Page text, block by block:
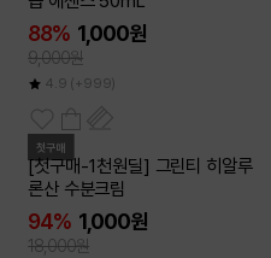
88% 1,000원
9,000원
4.9 (+999)
첫구매
[첫구매-1천원딜] 그린티 히알루
론산 수분크림
94% 1,000원
18,000원